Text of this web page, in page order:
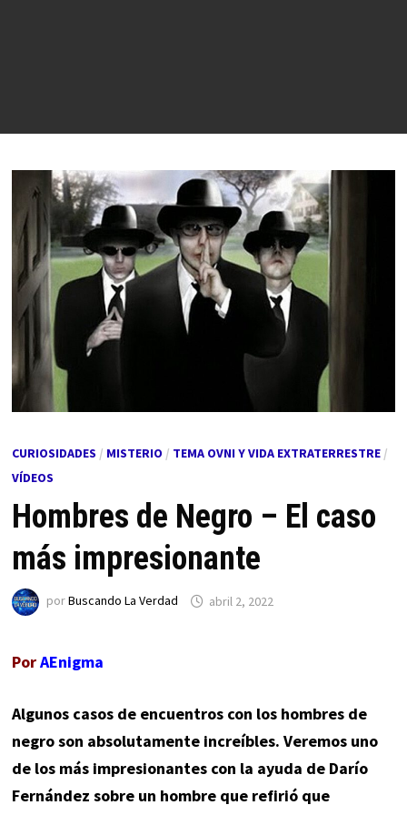
CURIOSIDADES / MISTERIO / TEMA OVNI Y VIDA EXTRATERRESTRE/
VÍDEOS
Hombres de Negro – El caso
más impresionante
porBuscando La Verdad abril 2, 2022
PorAEnigma
Algunos casos de encuentros con los hombres de
negro son absolutamente increíbles. Veremos uno
de los más impresionantes con la ayuda de Darío
Fernández sobre un hombre que refirió que